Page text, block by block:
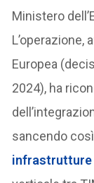
Ministero
L’operazione,
Europea
2024), ha
sancendo così
infrastrutture